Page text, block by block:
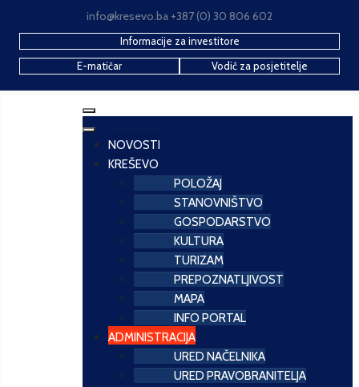
info@kresevo.ba +387 (0) 30 806 602
Informacije za investitore
E-matičar
Vodič za posjetitelje
NOVOSTI
KREŠEVO
POLOŽAJ
STANOVNIŠTVO
GOSPODARSTVO
KULTURA
TURIZAM
PREPOZNATLJIVOST
MAPA
INFO PORTAL
ADMINISTRACIJA
URED NAČELNIKA
URED PRAVOBRANITELJA